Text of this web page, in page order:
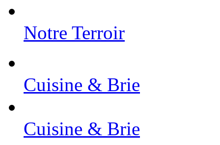
Notre Terroir
Cuisine & Brie
Cuisine & Brie